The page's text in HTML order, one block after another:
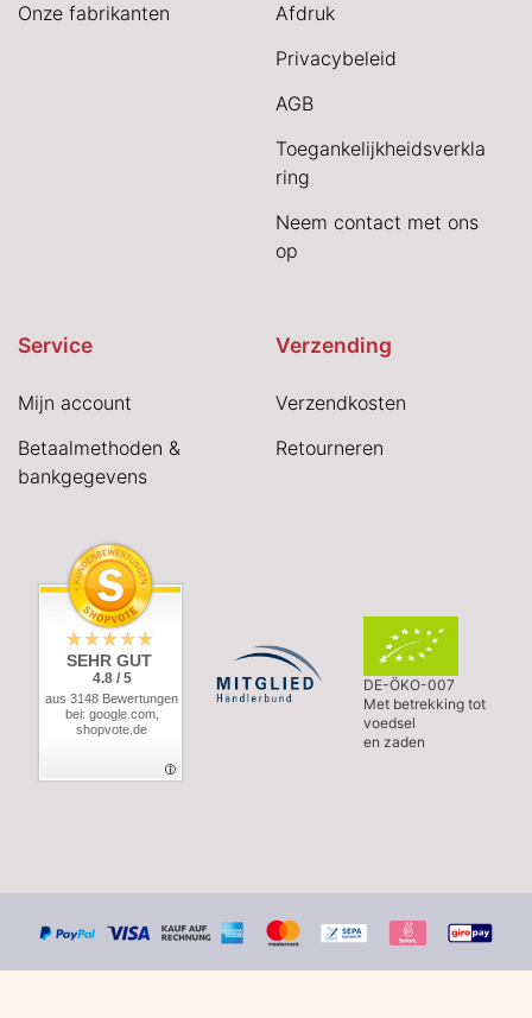
Onze fabrikanten
Afdruk
Privacybeleid
AGB
Toegankelijkheidsverkla
ring
Neem contact met ons
op
Service
Mijn account
Betaalmethoden &
bankgegevens
Verzending
Verzendkosten
Retourneren
SEHR GUT
4.8 / 5
aus 3148 Bewertungen
bei: google.com,
shopvote.de
DE-ÖKO-007
Met betrekking tot
voedsel
en zaden